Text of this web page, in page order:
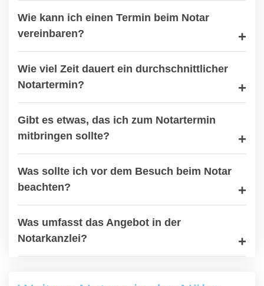
Wie kann ich einen Termin beim Notar
vereinbaren?
Wie viel Zeit dauert ein durchschnittlicher
Notartermin?
Gibt es etwas, das ich zum Notartermin
mitbringen sollte?
Was sollte ich vor dem Besuch beim Notar
beachten?
Was umfasst das Angebot in der
Notarkanzlei?